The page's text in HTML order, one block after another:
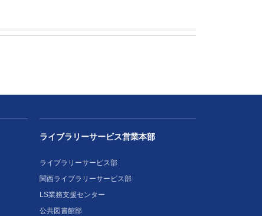
ライブラリーサービス営業本部
ライブラリーサービス部
関西ライブラリーサービス部
LS業務支援センター
公共図書館部